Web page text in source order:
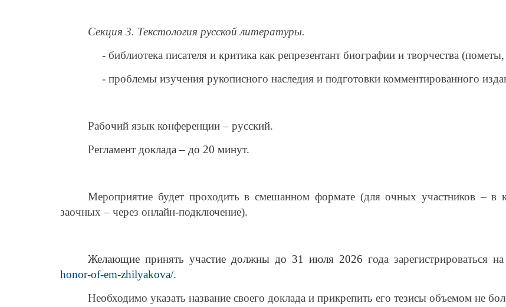
Секция 3. Текстология русской литературы.
- библиотека писателя и критика как репрезентант биографии и творчества
- проблемы изучения рукописного наследия и подготовки комментированного
Рабочий язык конференции – русский.
Регламент доклада – до 20 минут.
Мероприятие будет проходить в смешанном формате (для очных участников – в
заочных – через онлайн-подключение).
Желающиепринять участие должны до 31 июля 2026года зарегистрироваться
honor-of-em-zhilyakova/.
Необходимо указать название своего доклада и прикрепить его тезисы объемом не